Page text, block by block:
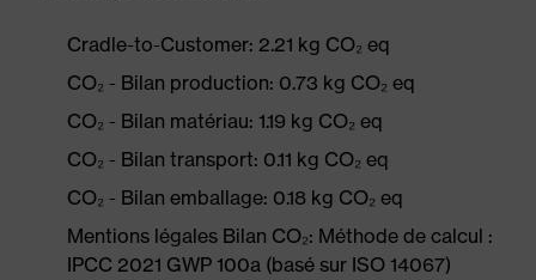
Cradle-to-Customer: 2.21 kg CO₂ eq
CO₂ - Bilan production: 0.73 kg CO₂ eq
CO₂ - Bilan matériau: 1.19 kg CO₂ eq
CO₂ - Bilan transport: 0.11 kg CO₂ eq
CO₂ - Bilan emballage: 0.18 kg CO₂ eq
Mentions légales Bilan CO₂: Méthode de calcul :
IPCC 2021 GWP 100a (basé sur ISO 14067)